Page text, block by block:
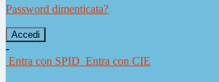
Password dimenticata?
-
Entra con SPID Entra con CIE